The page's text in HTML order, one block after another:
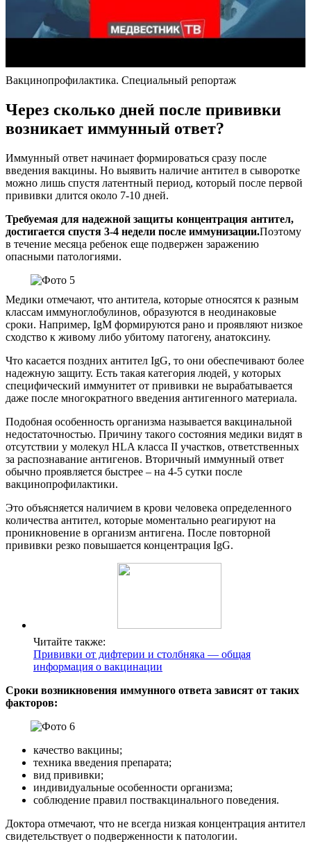
Вакцинопрофилактика. Специальный репортаж
Через сколько дней после прививки
возникает иммунный ответ?
Иммунный ответ начинает формироваться сразу после
введения вакцины. Но выявить наличие антител в сыворотке
можно лишь спустя латентный период, который после первой
прививки длится около 7-10 дней.
Требуемая для надежной защиты концентрация антител,
достигается спустя 3-4 недели после иммунизации.Поэтому
в течение месяца ребенок еще подвержен заражению
опасными патологиями.
Медики отмечают, что антитела, которые относятся к разным
классам иммуноглобулинов, образуются в неодинаковые
сроки. Например, IgM формируются рано и проявляют низкое
сходство к живому либо убитому патогену, анатоксину.
Что касается поздних антител IgG, то они обеспечивают более
надежную защиту. Есть такая категория людей, у которых
специфический иммунитет от прививки не вырабатывается
даже после многократного введения антигенного материала.
Подобная особенность организма называется вакцинальной
недостаточностью. Причину такого состояния медики видят в
отсутствии у молекул HLA класса II участков, ответственных
за распознавание антигенов. Вторичный иммунный ответ
обычно проявляется быстрее – на 4-5 сутки после
вакцинопрофилактики.
Это объясняется наличием в крови человека определенного
количества антител, которые моментально реагируют на
проникновение в организм антигена. После повторной
прививки резко повышается концентрация IgG.
Читайте также:
Прививки от дифтерии и столбняка — общая
информация о вакцинации
Сроки возникновения иммунного ответа зависят от таких
факторов:
качество вакцины;
техника введения препарата;
вид прививки;
индивидуальные особенности организма;
соблюдение правил поствакцинального поведения.
Доктора отмечают, что не всегда низкая концентрация антител
свидетельствует о подверженности к патологии.